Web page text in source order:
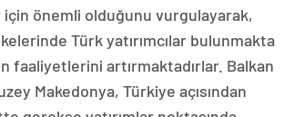
için önemli olduğunu vurgulayarak,
Türk yatırımcılar bulunmakta
faaliyetlerini artırmaktadırlar. Balkan
Makedonya, Türkiye açısından